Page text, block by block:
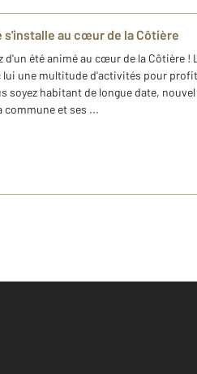
s'installe au cœur de la Côtière
été animé au cœur de la Côtière !
lui une multitude d'activités pour
soyez habitant de longue date,
commune et ses ...